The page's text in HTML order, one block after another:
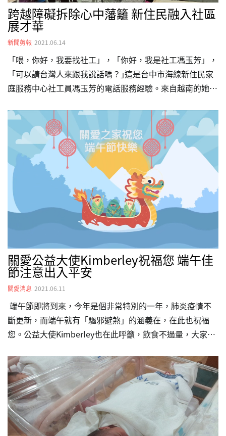
跨越障礙拆除心中藩籬 新住民融入社區
展才華
新聞剪報 2021.06.14
「喂，你好，我要找社工」，「你好，我是社工馮玉芳」，
「可以請台灣人來跟我說話嗎？｣這是台中市海線新住民家
庭服務中心社工員馮玉芳的電話服務經驗。來自越南的她，
也十分順暢，仍會碰到聽見她的口音，電話另一端便提出要
求更換其他社工的要求。 馮玉芳嫁來台灣後，進入識字班
學習中文，9年國民教育、高中、並完成大學、取得碩士學
位。20年來，白日上班晚上唸書。去年她開始在臺中市海線
新住民家庭服務中心擔任社工員，負責新住民翻譯人員培訓
及媒合翻譯業務。同時，她也協助大學做新住民相關研究，
走進社區，第一線看見新住民的生活樣貌，這樣的經驗帶給
她無比的震撼。…
關愛公益大使Kimberley祝福您 端午佳
節注意出入平安
關愛消息 2021.06.11
端午節即將到來，今年是個非常特別的一年，肺炎疫情不
斷更新，而端午就有「驅邪避煞」的涵義在，在此也祝福
您。公益大使Kimberley也在此呼籲，飲食不過量，大家出